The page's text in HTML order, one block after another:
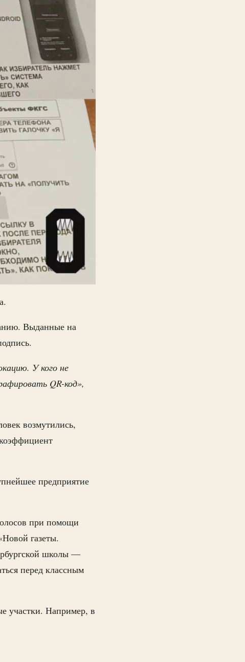
Выданные на
У кого не
QR-код»,
возмутились,
предприятие
при помощи
газеты.
школы —
перед классным
участки. Например, в